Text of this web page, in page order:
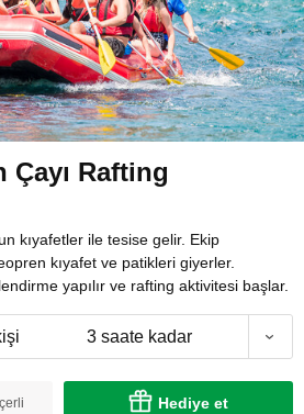
Rafting
kıyafetler ile tesise gelir. Ekip
kıyafet ve patikleri giyerler.
yapılır ve rafting aktivitesi başlar.
3 saate kadar
Hediye et